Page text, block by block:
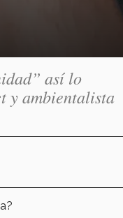
así lo
y ambientalista